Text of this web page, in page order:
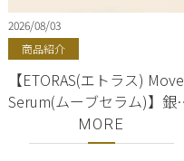
2026/08/03
商品紹介
【ETORAS(エトラス) Move
Serum(ムーブセラム)】銀
座・有楽町・東京駅｜
hoyu(ホーユー)正規取扱店
MORE